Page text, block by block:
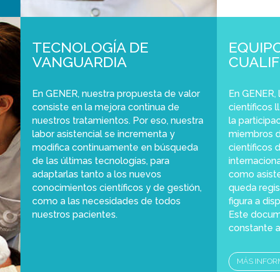
TECNOLOGÍA DE
VANGUARDIA
En GENER, nuestra propuesta de valor
consiste en la mejora continua de
nuestros tratamientos. Por eso, nuestra
labor asistencial se incrementa y
modifica continuamente en búsqueda
de las últimas tecnologías, para
adaptarlas tanto a los nuevos
conocimientos científicos y de gestión,
como a las necesidades de todos
nuestros pacientes.
En
científicos
la
miembros
científicos
como
queda
figura a
Este
constante
MÁS